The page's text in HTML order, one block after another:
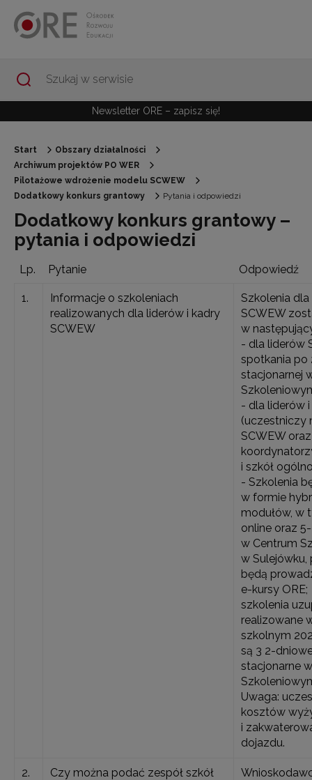
Newsletter ORE – zapisz się!
Start
Obszary działalności
Archiwum projektów PO WER
Pilotażowe wdrożenie modelu SCWEW
Dodatkowy konkurs grantowy
Pytania i odpowiedzi
Dodatkowy konkurs grantowy –
pytania i odpowiedzi
Lp. Pytanie Odpowiedź
1.
Informacje o szkoleniach
realizowanych dla liderów i kadry
SCWEW
Szkolenia
SCWEW
w
- dla liderów
spotkania po
stacjonarnej
- dla liderów
(uczestniczy
SCWEW
i szkół
- Szkolenia
w formie
modułów, w
online oraz
w Centrum
w Sulejówku,
będą
e-kursy ORE;
szkolenia
realizowane
szkolnym
są 3 2-
stacjonarne
Uwaga:
kosztów
i
dojazdu.
2.
Czy można podać zespół szkół